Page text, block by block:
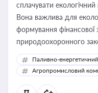
сплачувати
Вона важлива для
формування фінансової
природоохоронного
Паливно-
Агропромисловий